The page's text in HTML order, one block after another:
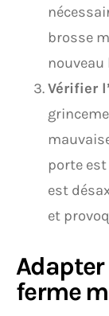
brosse
Vérifier
porte
est
et
ferme